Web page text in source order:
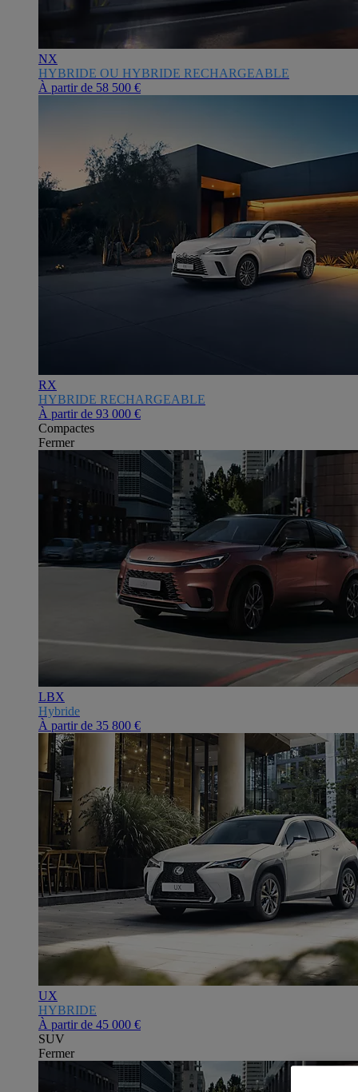
NX
HYBRIDE OU HYBRIDE RECHARGEABLE
À partir de 58 500 €
RX
HYBRIDE RECHARGEABLE
À partir de 93 000 €
Compactes
Fermer
LBX
Hybride
À partir de 35 800 €
UX
HYBRIDE
À partir de 45 000 €
SUV
Fermer